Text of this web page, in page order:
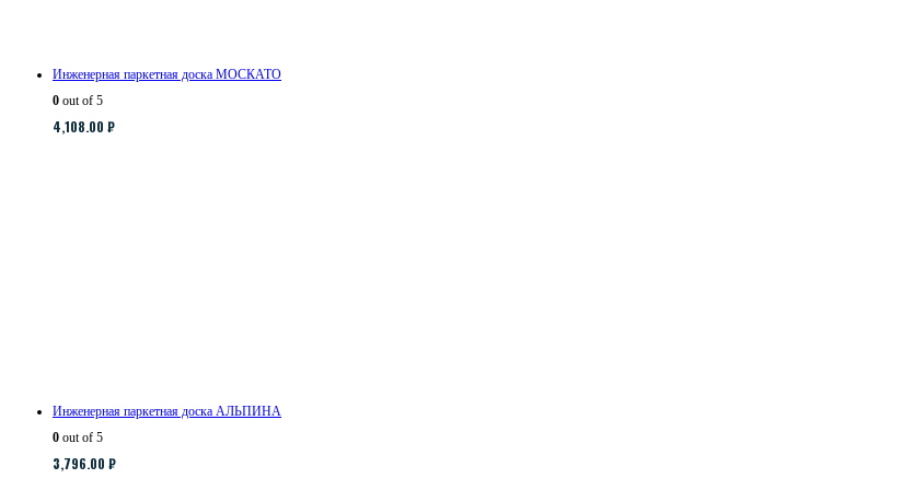
Инженерная паркетная доска МОСКАТО
0 out of 5
4,108.00 ₽
Инженерная паркетная доска АЛЬПИНА
0 out of 5
3,796.00 ₽